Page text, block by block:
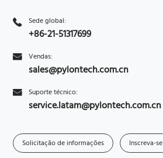
Sede global:
+86-21-51317699
Vendas:
sales@pylontech.com.cn
Suporte técnico:
service.latam@pylontech.com.cn
Solicitação de informações Inscreva-se